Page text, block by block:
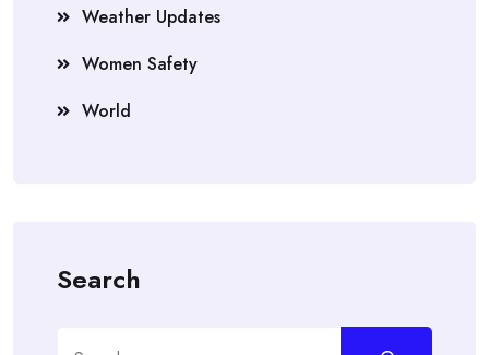
Weather Updates
Women Safety
World
Search